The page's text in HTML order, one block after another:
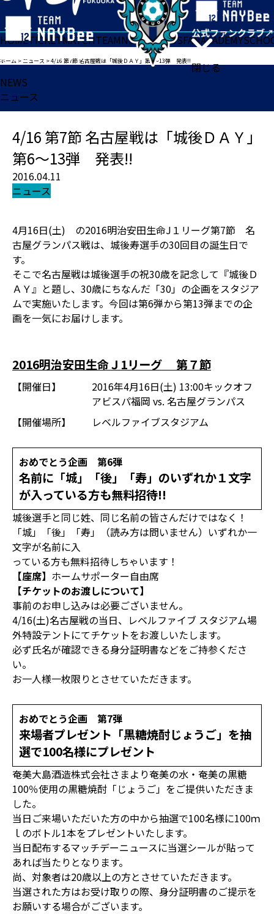
閉じる
HOMETICKETMATCHTEAMNEWSGOODSFANACADEMY
ホーム >ニュース >4/16 第7節 名古屋戦は「城後ＤＡＹ」第6～13弾 発表!!
NEWS
ニュース
4/16 第7節 名古屋戦は「城後ＤＡＹ」
第6～13弾 発表!!
2016.04.11
ニュース
4月16日(土) の2016明治安田生命J１リーグ第7節 名
古屋グランパス戦は、城後寿選手の30回目の誕生日で
す。
そこで名古屋戦は城後選手の祝30歳を記念して『城後Ｄ
ＡＹ』と題し、30歳にちなんだ「30」の企画をスタジア
ムで実施いたします。今回は第6弾から第13弾までの企
画を一気にお届けします。
2016明治安田生命Ｊ1リーグ 第７節
【開催日】
2016年4月16日(土) 13:00キックオフ
アビスパ福岡 vs. 名古屋グランパス
【開催場所】
レベルファイブスタジアム
おめでとう企画 第6弾
名前に「城」「後」「寿」のいずれか１文字
が入っている方も無料招待!!
城後選手と同じ姓、同じ名前の皆さんだけではなく！
「城」「後」「寿」（読み方は問いません）いずれか一
文字が名前に入
っている方も無料招待しちゃいます！
【座席】 ホームサポーター自由席
【チケットのお渡しについて】
事前のお申し込みは必要ございません。
4/16(土)名古屋戦の当日、レベルファイブ スタジアム場
外特設テントにてチケットをお渡しいたします。
必ず氏名が確認できる身分証明書などをご持参くださ
い。
お一人様一枚限りとさせていただきます。
おめでとう企画 第7弾
来場者プレゼント「黒糖焼酎じょうご」を抽
選で100名様にプレゼント
奄美大島酒造株式会社さまより奄美の水・奄美の黒糖
100％使用の黒糖焼酎「じょうご」をご提供いただきま
した。
当日ご来場いただいた方の中から抽選で100名様に100ｍ
ｌのボトル1本をプレゼントいたします。
当日配布するマッチデーニュースに当選シールが貼って
あれば当たりとなります。
尚、対象者は20歳以上の方とさせていただきます。
当選された方はお受け取りの際、身分証明書のご提示を
お願いする場合がございます。